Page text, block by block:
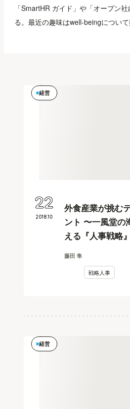
「SmartHR ガイド」や「オープン
る。最近の趣味はwell-beingについて
経営
外食産業が挑む
ント 〜一風堂の
える『人事戦略
藤田 隼
戦略人事
2018.10
22
経営